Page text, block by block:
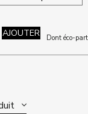
AJOUTER Dont éco-